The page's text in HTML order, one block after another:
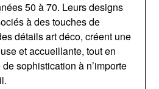
50 à 70. Leurs designs
à des touches de
détails art déco, créent une
et accueillante, tout en
sophistication à n’importe